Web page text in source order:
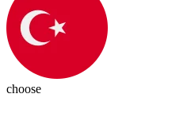
choose